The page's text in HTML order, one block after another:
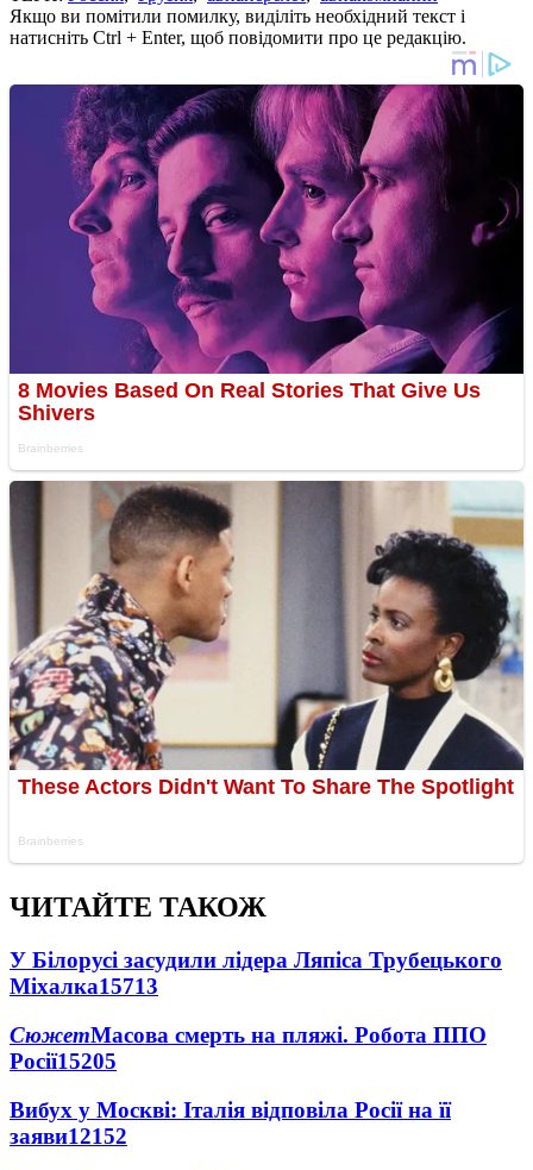
Якщо ви помітили помилку, виділіть необхідний текст і
натисніть Ctrl + Enter, щоб повідомити про це редакцію.
ЧИТАЙТЕ ТАКОЖ
У Білорусі засудили лідера Ляпіса Трубецького
Міхалка15713
СюжетМасова смерть на пляжі. Робота ППО
Росії15205
Вибух у Москві: Італія відповіла Росії на її
заяви12152